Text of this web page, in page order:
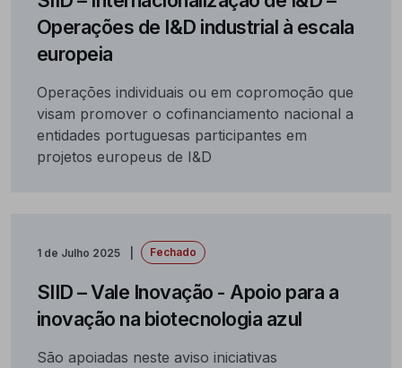
Operações de I&D industrial à escala
europeia
Operações individuais ou em copromoção que
visam promover o cofinanciamento nacional a
entidades portuguesas participantes em
projetos europeus de I&D
1 de Julho 2025 Fechado
SIID – Vale Inovação - Apoio para a
inovação na biotecnologia azul
São apoiadas neste aviso iniciativas